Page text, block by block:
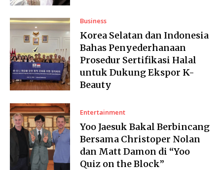
Business
Korea Selatan dan Indonesia
Bahas Penyederhanaan
Prosedur Sertifikasi Halal
untuk Dukung Ekspor K-
Beauty
Entertainment
Yoo Jaesuk Bakal Berbincang
Bersama Christoper Nolan
dan Matt Damon di “Yoo
Quiz on the Block”